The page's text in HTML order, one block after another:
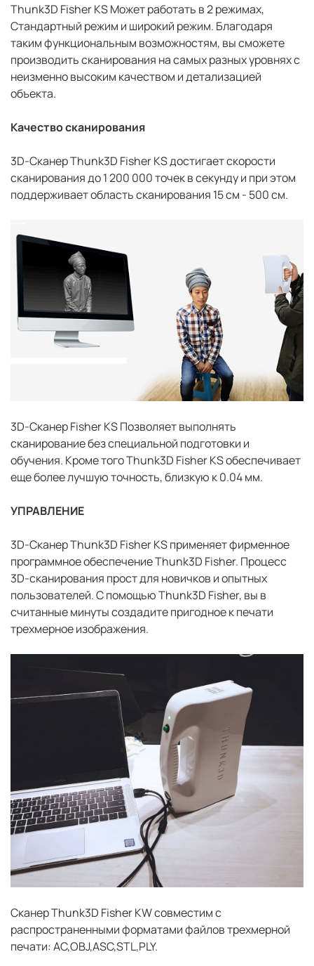
Thunk3D Fisher KS Может работать в 2 режимах,
Стандартный режим и широкий режим. Благодаря
таким функциональным возможностям, вы сможете
производить сканирования на самых разных уровнях с
неизменно высоким качеством и детализацией
объекта.
Качество сканирования
3D-Сканер Thunk3D Fisher KS достигает скорости
сканирования до 1 200 000 точек в секунду и при этом
поддерживает область сканирования 15 см - 500 см.
3D-Сканер Fisher KS Позволяет выполнять
сканирование без специальной подготовки и
обучения. Кроме того Thunk3D Fisher KS обеспечивает
еще более лучшую точность, близкую к 0.04 мм.
УПРАВЛЕНИЕ
3D-Сканер Thunk3D Fisher KS применяет фирменное
программное обеспечение Thunk3D Fisher. Процесс
3D-сканирования прост для новичков и опытных
пользователей. С помощью Thunk3D Fisher, вы в
считанные минуты создадите пригодное к печати
трехмерное изображения.
Сканер Thunk3D Fisher KW совместим с
распространенными форматами файлов трехмерной
печати: AC,OBJ,ASC,STL,PLY.